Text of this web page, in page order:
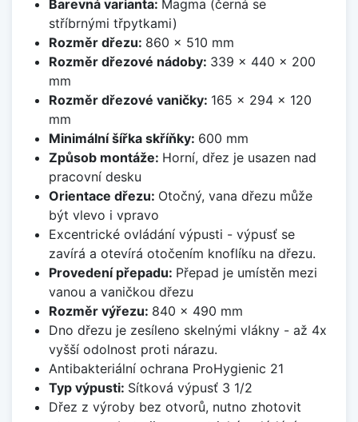
Barevná varianta: Magma (černá se
stříbrnými třpytkami)
Rozměr dřezu: 860 x 510 mm
Rozměr dřezové nádoby: 339 x 440 x 200
mm
Rozměr dřezové vaničky: 165 x 294 x 120
mm
Minimální šířka skříňky: 600 mm
Způsob montáže: Horní, dřez je usazen nad
pracovní desku
Orientace dřezu: Otočný, vana dřezu může
být vlevo i vpravo
Excentrické ovládání výpusti - výpusť se
zavírá a otevírá otočením knoflíku na dřezu.
Provedení přepadu: Přepad je umístěn mezi
vanou a vaničkou dřezu
Rozměr výřezu: 840 x 490 mm
Dno dřezu je zesíleno skelnými vlákny - až 4x
vyšší odolnost proti nárazu.
Antibakteriální ochrana ProHygienic 21
Typ výpusti: Sítková výpusť 3 1/2
Dřez z výroby bez otvorů, nutno zhotovit